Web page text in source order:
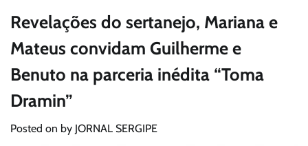
Revelações do sertanejo, Mariana e
Mateus convidam Guilherme e
Benuto na parceria inédita “Toma
Dramin”
Posted on by JORNAL SERGIPE